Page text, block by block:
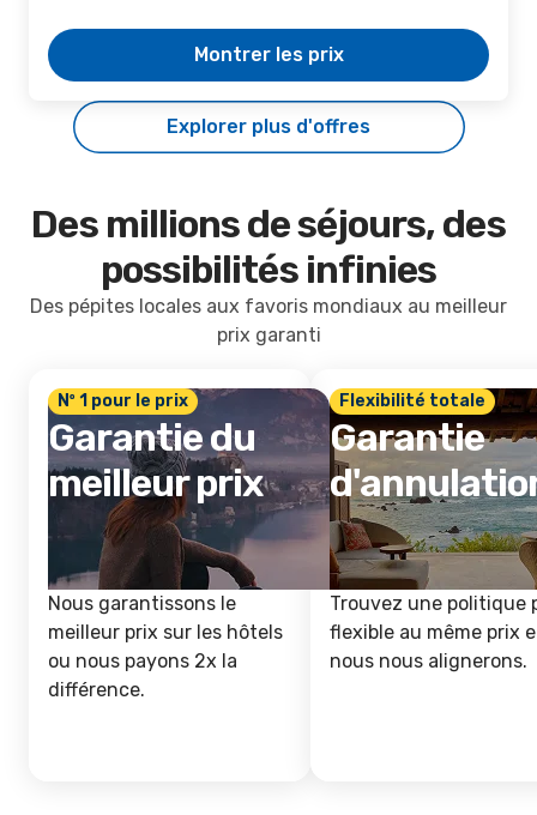
Montrer les prix
Explorer plus d'offres
Des millions de séjours, des
possibilités infinies
Des pépites locales aux favoris mondiaux au meilleur
prix garanti
Nº 1 pour le prix
Garantie du
meilleur prix
Nous garantissons le
meilleur prix sur les hôtels
ou nous payons 2x la
différence.
Flexibilité totale
Garantie
Trouvez une politique
flexible au même prix
nous nous alignerons.